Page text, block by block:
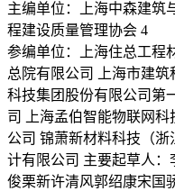
主编单位：上海中森建筑
程建设质量管理协会 4
参编单位：上海住总工程
总院有限公司 上海市建
科技集团股份有限公司第
司 上海孟伯智能物联网
公司 锦萧新材料科技（
计有限公司 主要起草人
俊栗新许清风郭绍康宋国